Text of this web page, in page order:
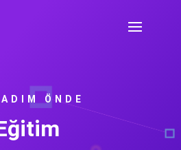
ÖNDE